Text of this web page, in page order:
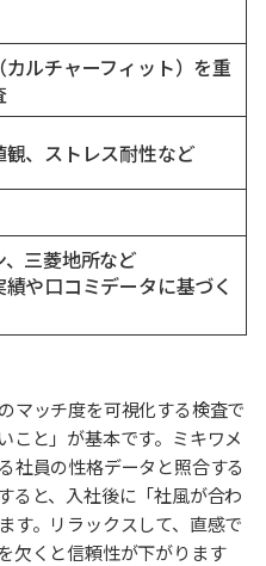
ルチャーフィット）を重
、ストレス耐性など
三菱地所など
や口コミデータに基づく
マッチ度を可視化する検査で
こと」が基本です。ミキワメ
社員の性格データと照合する
ると、入社後に「社風が合わ
す。リラックスして、直感で
欠くと信頼性が下がります